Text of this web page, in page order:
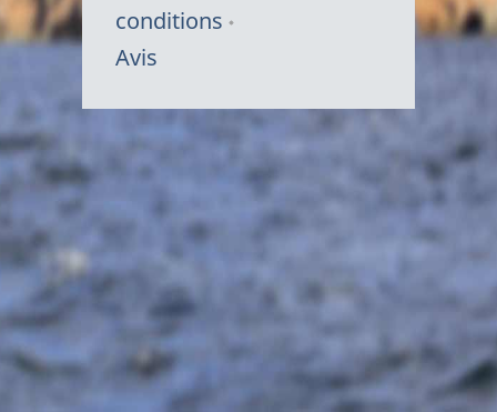
conditions
Avis
Symbole
Canada